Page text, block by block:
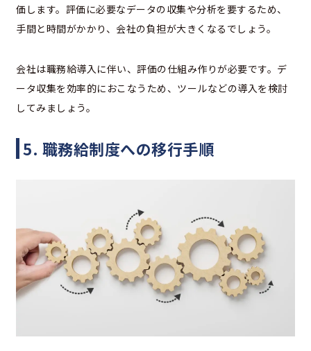
価します。評価に必要なデータの収集や分析を要するため、
手間と時間がかかり、会社の負担が大きくなるでしょう。
会社は職務給導入に伴い、評価の仕組み作りが必要です。デ
ータ収集を効率的におこなうため、ツールなどの導入を検討
してみましょう。
5. 職務給制度への移行手順